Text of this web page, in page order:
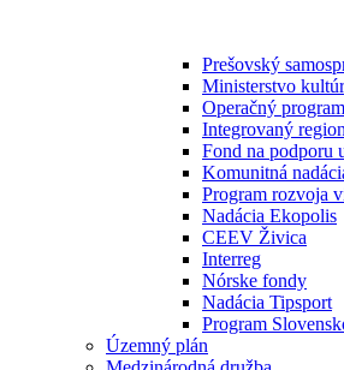
Prešovský
Ministerstvo
Operačný
Integrovaný
Fond na podporu
Komunitná
Program rozvoja
Nadácia Ekopolis
CEEV Živica
Interreg
Nórske fondy
Nadácia Tipsport
Program
Územný plán